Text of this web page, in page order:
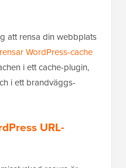
att rensa din webbplats
WordPress-cache
i ett cache-plugin,
i ett brandväggs-
URL-